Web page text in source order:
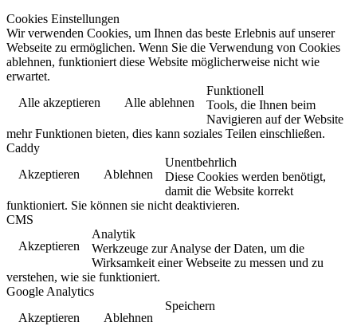
Cookies Einstellungen
Wir verwenden Cookies, um Ihnen das beste Erlebnis auf unserer
Webseite zu ermöglichen. Wenn Sie die Verwendung von Cookies
ablehnen, funktioniert diese Website möglicherweise nicht wie
erwartet.
Alle akzeptieren
Alle ablehnen
Funktionell
Tools, die Ihnen beim
Navigieren auf der Website
mehr Funktionen bieten, dies kann soziales Teilen einschließen.
Caddy
Akzeptieren
Ablehnen
Unentbehrlich
Diese Cookies werden benötigt,
damit die Website korrekt
funktioniert. Sie können sie nicht deaktivieren.
CMS
Akzeptieren
Analytik
Werkzeuge zur Analyse der Daten, um die
Wirksamkeit einer Webseite zu messen und zu
verstehen, wie sie funktioniert.
Google Analytics
Akzeptieren
Ablehnen
Speichern